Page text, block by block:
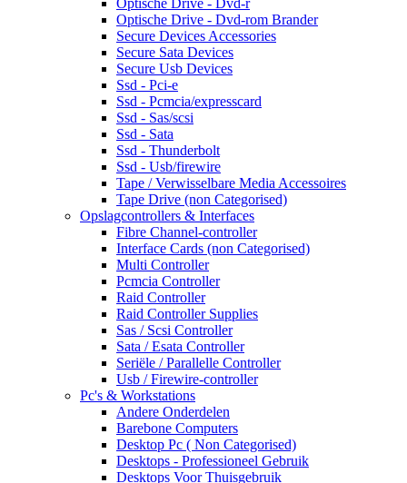
Optische Drive - Dvd-rom Brander
Secure Devices Accessories
Secure Sata Devices
Secure Usb Devices
Ssd - Pci-e
Ssd - Pcmcia/expresscard
Ssd - Sas/scsi
Ssd - Sata
Ssd - Thunderbolt
Ssd - Usb/firewire
Tape / Verwisselbare Media Accessoires
Tape Drive (non Categorised)
Opslagcontrollers & Interfaces
Fibre Channel-controller
Interface Cards (non Categorised)
Multi Controller
Pcmcia Controller
Raid Controller
Raid Controller Supplies
Sas / Scsi Controller
Sata / Esata Controller
Seriële / Parallelle Controller
Usb / Firewire-controller
Pc's & Workstations
Andere Onderdelen
Barebone Computers
Desktop Pc ( Non Categorised)
Desktops - Professioneel Gebruik
Desktops Voor Thuisgebruik